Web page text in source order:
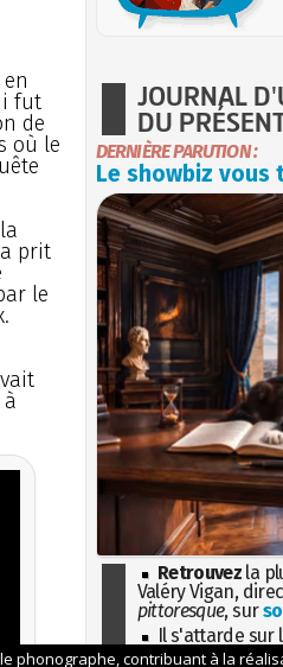
fut
de
où le
prit
le
JOURNAL
DU
DERNIÈRE PARUTION :
Le showbiz vous
Retrouvez la
Valéry Vigan,
pittoresque, sur
Il s'attarde sur
sociétaleavec la